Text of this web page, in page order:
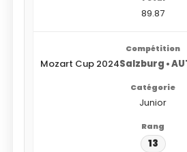
89.87
Mozart Cup 2024Salzburg •
Junior
13